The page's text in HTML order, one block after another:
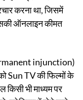
करना था, जिसमें
ऑनलाइन कीमत
injunction)
Sun TV की फिल्मों के
किसी भी माध्यम पर